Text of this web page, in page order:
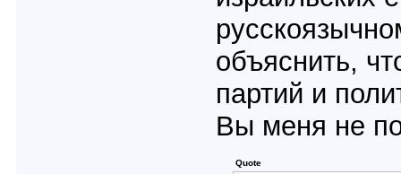
объяснить,
партий и
Вы меня не
Quote